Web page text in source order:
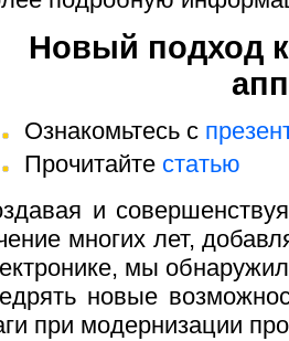
Новый подход
Ознакомьтесь с
Прочитайте статью
и
многих лет,
мы
новые
при модернизации